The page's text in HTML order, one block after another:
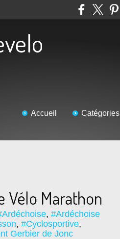
Accueil Catégories
Vélo Marathon
, #Ardéchoise
, #Cyclosportive,
Gerbier de Jonc